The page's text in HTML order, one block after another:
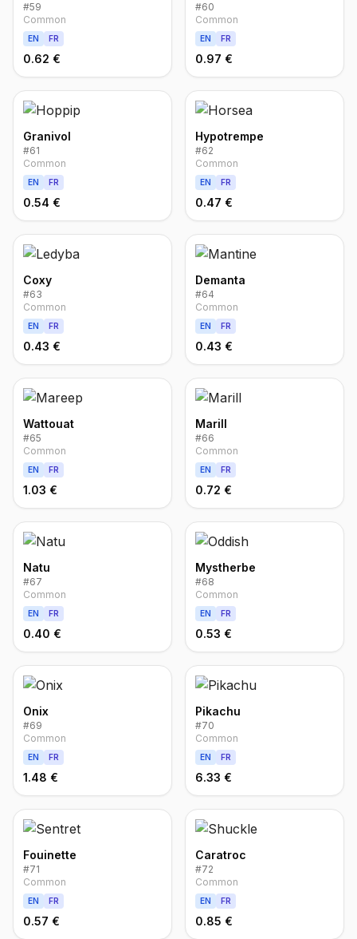
#59
Common
EN FR
0.62 €
#60
Common
EN FR
0.97 €
Granivol
#61
Common
EN FR
0.54 €
Hypotrempe
#62
Common
EN FR
0.47 €
Coxy
#63
Common
EN FR
0.43 €
Demanta
#64
Common
EN FR
0.43 €
Wattouat
#65
Common
EN FR
1.03 €
Marill
#66
Common
EN FR
0.72 €
Natu
#67
Common
EN FR
0.40 €
Mystherbe
#68
Common
EN FR
0.53 €
Onix
#69
Common
EN FR
1.48 €
Pikachu
#70
Common
EN FR
6.33 €
Fouinette
#71
Common
EN FR
0.57 €
Caratroc
#72
Common
EN FR
0.85 €